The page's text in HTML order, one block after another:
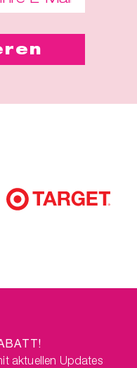
aktuellen Updates